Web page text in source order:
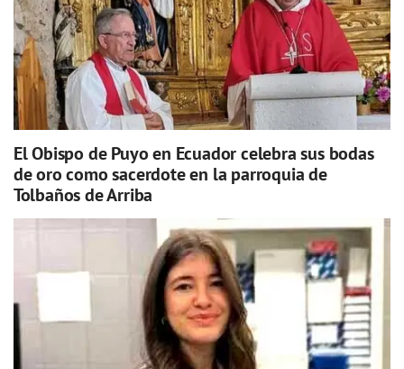
El Obispo de Puyo en Ecuador celebra sus bodas
de oro como sacerdote en la parroquia de
Tolbaños de Arriba